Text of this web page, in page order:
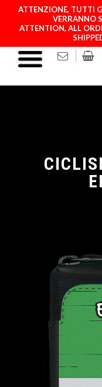
ATTENZIONE, TUTTI
VERRANNO
ATTENTION, ALL